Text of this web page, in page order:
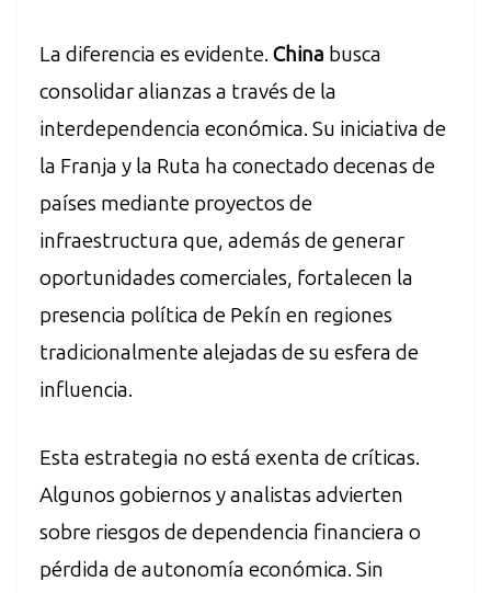
La diferencia es evidente. China busca
consolidar alianzas a través de la
interdependencia económica. Su iniciativa de
la Franja y la Ruta ha conectado decenas de
países mediante proyectos de
infraestructura que, además de generar
oportunidades comerciales, fortalecen la
presencia política de Pekín en regiones
tradicionalmente alejadas de su esfera de
influencia.
Esta estrategia no está exenta de críticas.
Algunos gobiernos y analistas advierten
sobre riesgos de dependencia financiera o
pérdida de autonomía económica. Sin